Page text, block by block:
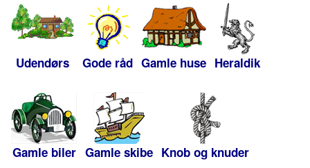
Udendørs Gode råd Gamle huse Heraldik
Gamle biler Gamle skibe Knob og knuder